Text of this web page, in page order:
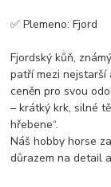
✅ Plemeno: Fjord
Fjordský kůň,
patří mezi nejstarší
ceněn pro svou
– krátký krk, silné
hřebene“.
Náš hobby horse
důrazem na detail